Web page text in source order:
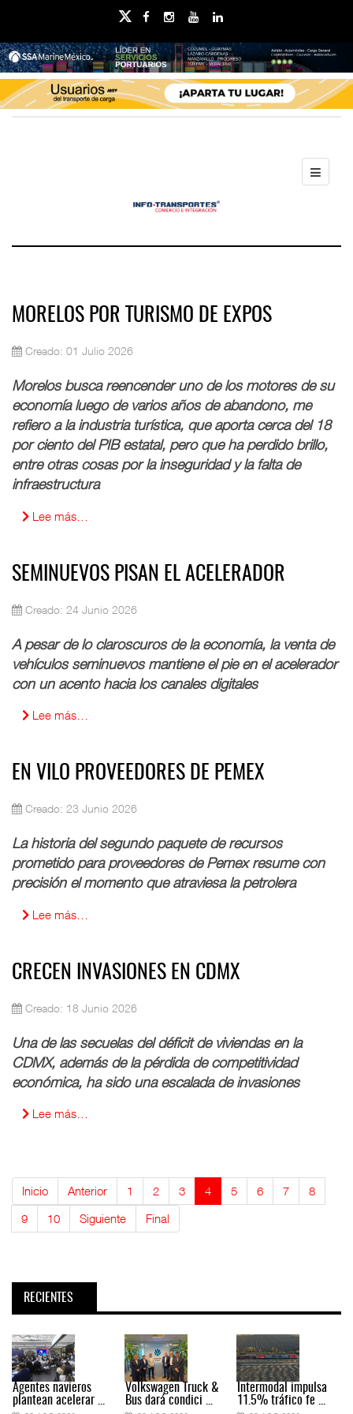
MORELOS POR TURISMO DE EXPOS
Creado: 01 Julio 2026
Morelos busca reencender uno de los motores de su
economía luego de varios años de abandono, me
refiero a la industria turística, que aporta cerca del 18
por ciento del PIB estatal, pero que ha perdido brillo,
entre otras cosas por la inseguridad y la falta de
infraestructura
Lee más…
SEMINUEVOS PISAN EL ACELERADOR
Creado: 24 Junio 2026
A pesar de lo claroscuros de la economía, la venta de
vehículos seminuevos mantiene el pie en el acelerador
con un acento hacia los canales digitales
Lee más…
EN VILO PROVEEDORES DE PEMEX
Creado: 23 Junio 2026
La historia del segundo paquete de recursos
prometido para proveedores de Pemex resume con
precisión el momento que atraviesa la petrolera
Lee más…
CRECEN INVASIONES EN CDMX
Creado: 18 Junio 2026
Una de las secuelas del déficit de viviendas en la
CDMX, además de la pérdida de competitividad
económica, ha sido una escalada de invasiones
Lee más…
Inicio Anterior 1 2 3 4 5 6 7
8
9
10 Siguiente Final
RECIENTES
Agentes navieros
plantean acelerar ...
Volkswagen Truck &
Bus dará condici ...
Intermodal impulsa
11.5% tráfico fe ...